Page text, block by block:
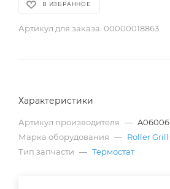
В ИЗБРАННОЕ
Артикул для заказа: 00000018863
Характеристики
Артикул производителя — A06006
Марка оборудования — Roller Grill
Тип запчасти — Термостат